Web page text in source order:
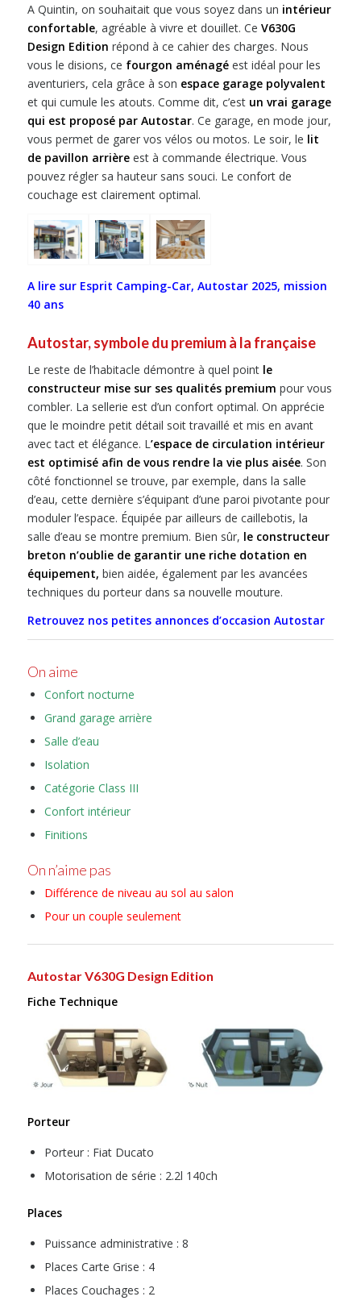
A Quintin, on souhaitait que vous soyez dans un intérieur
confortable, agréable à vivre et douillet. Ce V630G
Design Edition répond à ce cahier des charges. Nous
vous le disions, ce fourgon aménagéest idéal pour les
aventuriers, cela grâce à son espace garage polyvalent
et qui cumule les atouts. Comme dit, c’estun vrai garage
qui est proposé par Autostar. Ce garage, en mode jour,
vous permet de garer vos vélos ou motos. Le soir, le lit
de pavillon arrièreest à commande électrique. Vous
pouvez régler sa hauteur sans souci. Le confort de
couchage est clairement optimal.
A lire sur Esprit Camping-Car, Autostar 2025, mission
40 ans
Autostar, symbole du premium à la française
Le reste de l’habitacle démontre à quel point le
constructeur mise sur ses qualités premium pour vous
combler. La sellerie est d’un confort optimal. On apprécie
que le moindre petit détail soit travaillé et mis en avant
avec tact et élégance. L’espace de circulation intérieur
est optimisé afin de vous rendre la vie plus aisée. Son
côté fonctionnel se trouve, par exemple, dans la salle
d’eau, cette dernière s’équipant d’une paroi pivotante pour
moduler l’espace. Équipée par ailleurs de caillebotis, la
salle d’eau se montre premium. Bien sûr, le constructeur
breton n’oublie de garantir une riche dotation en
équipement, bien aidée, également par les avancées
techniques du porteur dans sa nouvelle mouture.
Retrouvez nos petites annonces d’occasion Autostar
On aime
Confort nocturne
Grand garage arrière
Salle d’eau
Isolation
Catégorie Class III
Confort intérieur
Finitions
On n’aime pas
Différence de niveau au sol au salon
Pour un couple seulement
Autostar V630G Design Edition
Fiche Technique
Porteur
Porteur : Fiat Ducato
Motorisation de série : 2.2l 140ch
Places
Puissance administrative : 8
Places Carte Grise : 4
Places Couchages : 2